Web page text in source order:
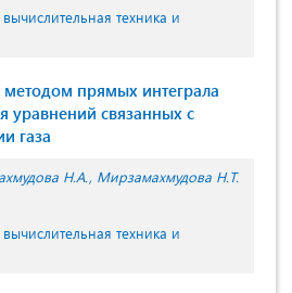
техника и
прямых интеграла
связанных с
газа
Н.А. Мирзамахмудова Н.Т.
техника и